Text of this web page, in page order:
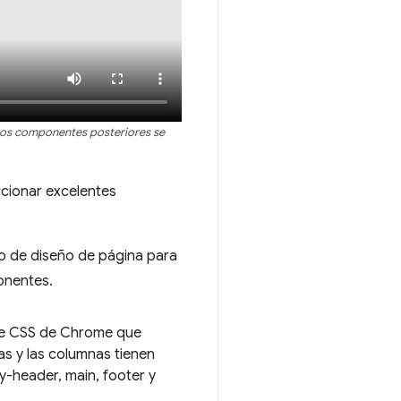
componentes posteriores se
excelentes
de diseño de página para